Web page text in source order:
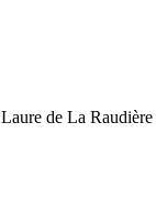
Laure de La Raudière